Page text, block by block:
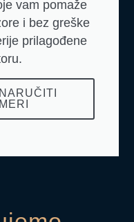
vam pomaže
i bez greške
prilagođene